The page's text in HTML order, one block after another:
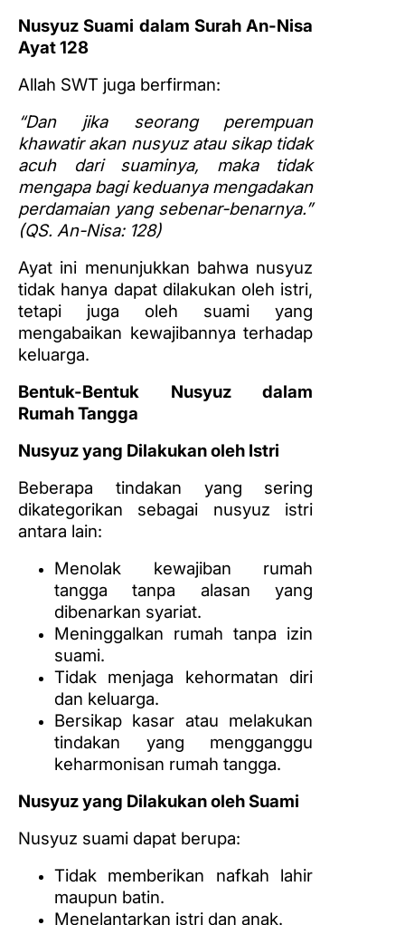
Nusyuz Suami dalam Surah An-Nisa
Ayat 128
Allah SWT juga berfirman:
“Dan jika seorang perempuan
khawatir akan nusyuz atau sikap tidak
acuh dari suaminya, maka tidak
mengapa bagi keduanya mengadakan
perdamaian yang sebenar-benarnya.”
(QS. An-Nisa: 128)
Ayat ini menunjukkan bahwa nusyuz
tidak hanya dapat dilakukan oleh istri,
tetapi juga oleh suami yang
mengabaikan kewajibannya terhadap
keluarga.
Bentuk-Bentuk Nusyuz dalam
Rumah Tangga
Nusyuz yang Dilakukan oleh Istri
Beberapa tindakan yang sering
dikategorikan sebagai nusyuz istri
antara lain:
Menolak kewajiban rumah
tangga tanpa alasan yang
dibenarkan syariat.
Meninggalkan rumah tanpa izin
suami.
Tidak menjaga kehormatan diri
dan keluarga.
Bersikap kasar atau melakukan
tindakan yang mengganggu
keharmonisan rumah tangga.
Nusyuz yang Dilakukan oleh Suami
Nusyuz suami dapat berupa:
Tidak memberikan nafkah lahir
maupun batin.
Menelantarkan istri dan anak.